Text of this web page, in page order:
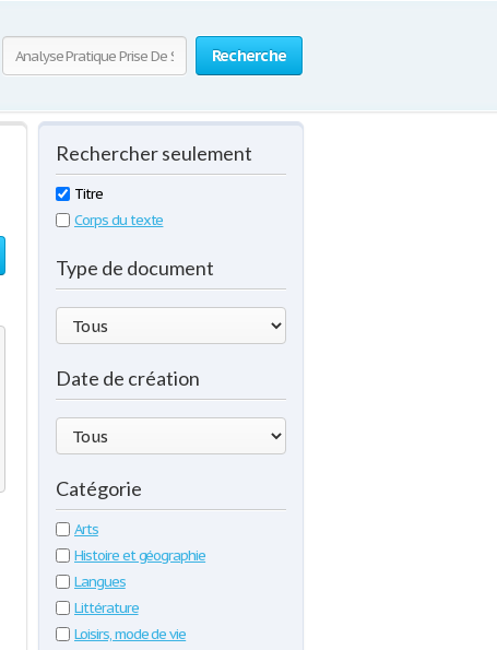
Recherche
Rechercher seulement
Titre
Corps du texte
Type de document
Date de création
Catégorie
Arts
Histoire et géographie
Langues
Littérature
Loisirs, mode de vie